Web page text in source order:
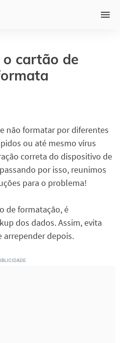
o cartão de
não formatar por diferentes
ou até mesmo vírus
correta do dispositivo de
por isso, reunimos
para o problema!
de formatação, é
dos dados. Assim, evita
arrepender depois.